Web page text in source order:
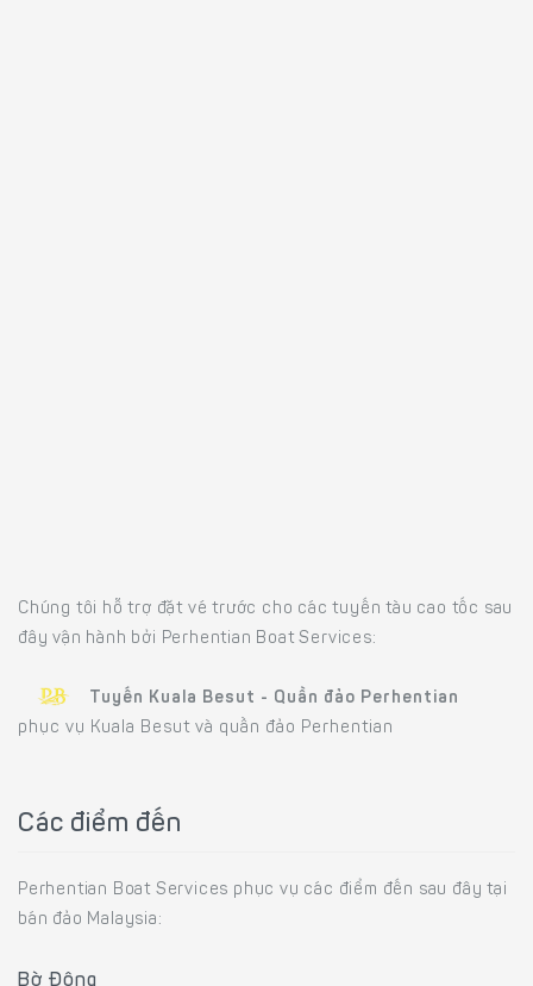
Chúng tôi hỗ trợ đặt vé trước cho các tuyến tàu cao tốc sau
đây vận hành bởi Perhentian Boat Services:
Tuyến Kuala Besut - Quần đảo Perhentian
phục vụ Kuala Besut và quần đảo Perhentian
Các điểm đến
Perhentian Boat Services phục vụ các điểm đến sau đây tại
bán đảo Malaysia:
Bờ Đông